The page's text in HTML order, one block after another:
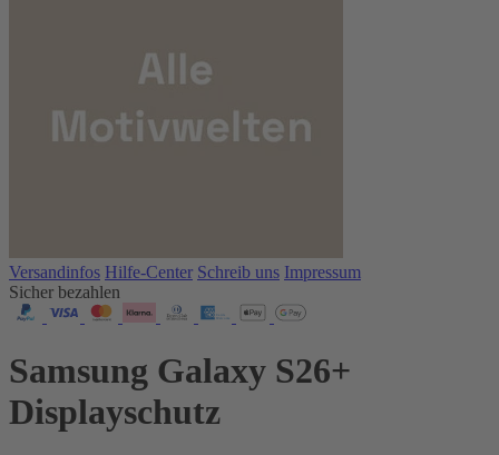
Versandinfos Hilfe-Center Schreib uns Impressum
Sicher bezahlen
Samsung Galaxy S26+
Displayschutz